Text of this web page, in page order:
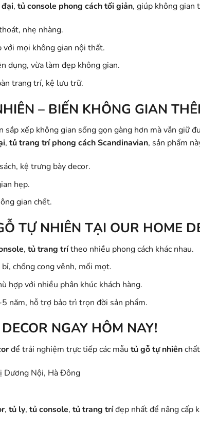
, tủ console phong cách tối giản, giúp không gian
nhẹ nhàng.
với mọi không gian nội thất.
dụng, vừa làm đẹp không gian.
trang trí, kệ lưu trữ.
– BIẾN KHÔNG GIAN
sắp xếp không gian sống gọn gàng hơn mà vẫn giữ
, tủ trang trí phong cách Scandinavian, sản phẩm
kệ trưng bày decor.
hẹp.
gian chết.
TỰ NHIÊN TẠI OUR HOME
, tủ trang trítheo nhiều phong cách khác nhau.
chống cong vênh, mối mọt.
hợp với nhiều phân khúc khách hàng.
năm, hỗ trợ bảo trì trọn đời sản phẩm.
NGAY HÔM NAY!
để trải nghiệm trực tiếp các mẫu tủ gỗ tự nhiên
Nội, Hà Đông
, tủ ly, tủ console, tủ trang tríđẹp nhất để nâng cấp